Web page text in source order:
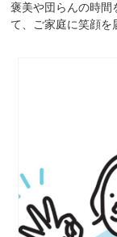
褒美や団らんの時間
て、ご家庭に笑顔を